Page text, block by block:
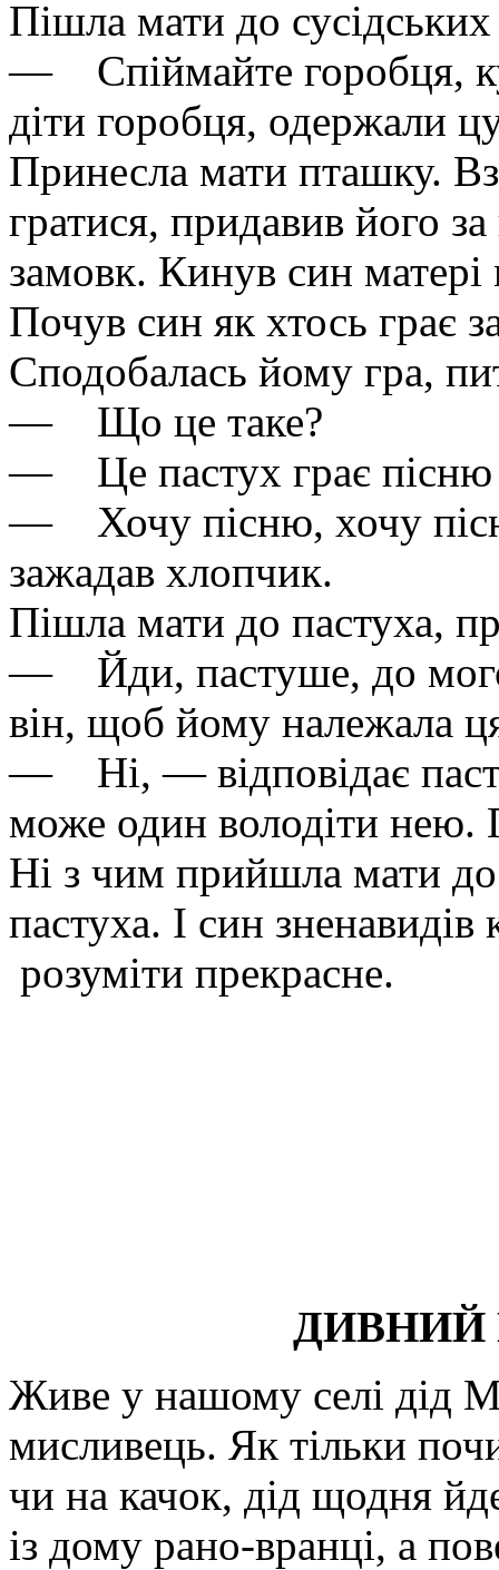
Пішла мати до
— Спіймайте горобця,
діти горобця, одержали
Принесла мати пташку.
гратися, придавив його
замовк. Кинув син
Почув син як хтось грає
Сподобалась йому гра,
— Що це таке?
— Це пастух грає пісню
— Хочу пісню, хочу
зажадав хлопчик.
Пішла мати до пастуха,
— Йди, пастуше, до
він, щоб йому належала
— Ні, — відповідає
може один володіти нею.
Ні з чим прийшла мати до
пастуха. І син
розуміти прекрасне.
Живе у нашому селі дід
мисливець. Як тільки
чи на качок, дід щодня
із дому рано-вранці, а